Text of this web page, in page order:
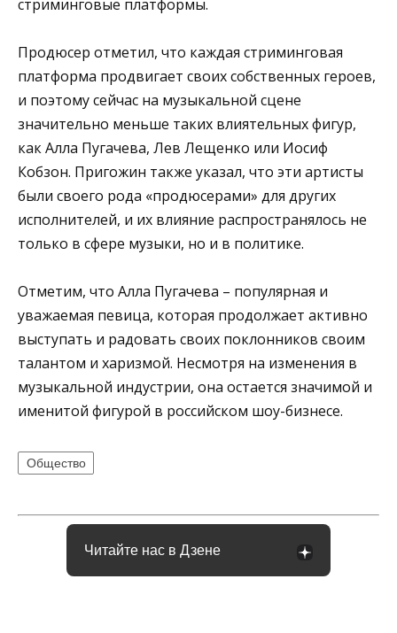
стриминговые платформы.
Продюсер отметил, что каждая стриминговая
платформа продвигает своих собственных героев,
и поэтому сейчас на музыкальной сцене
значительно меньше таких влиятельных фигур,
как Алла Пугачева, Лев Лещенко или Иосиф
Кобзон. Пригожин также указал, что эти артисты
были своего рода «продюсерами» для других
исполнителей, и их влияние распространялось не
только в сфере музыки, но и в политике.
Отметим, что Алла Пугачева – популярная и
уважаемая певица, которая продолжает активно
выступать и радовать своих поклонников своим
талантом и харизмой. Несмотря на изменения в
музыкальной индустрии, она остается значимой и
именитой фигурой в российском шоу-бизнесе.
Общество
Читайте нас в Дзене